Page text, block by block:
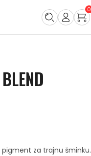
0
pigment za trajnu šminku.